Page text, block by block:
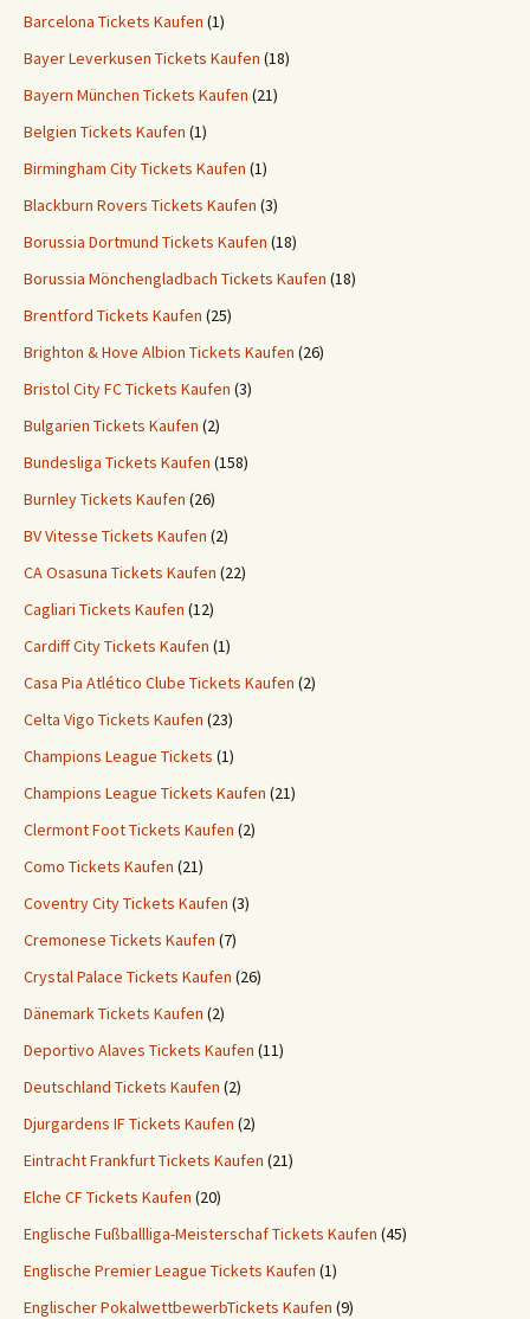
Barcelona Tickets Kaufen (1)
Bayer Leverkusen Tickets Kaufen (18)
Bayern München Tickets Kaufen (21)
Belgien Tickets Kaufen (1)
Birmingham City Tickets Kaufen (1)
Blackburn Rovers Tickets Kaufen (3)
Borussia Dortmund Tickets Kaufen (18)
Borussia Mönchengladbach Tickets Kaufen (18)
Brentford Tickets Kaufen (25)
Brighton & Hove Albion Tickets Kaufen (26)
Bristol City FC Tickets Kaufen (3)
Bulgarien Tickets Kaufen (2)
Bundesliga Tickets Kaufen (158)
Burnley Tickets Kaufen (26)
BV Vitesse Tickets Kaufen (2)
CA Osasuna Tickets Kaufen (22)
Cagliari Tickets Kaufen (12)
Cardiff City Tickets Kaufen (1)
Casa Pia Atlético Clube Tickets Kaufen (2)
Celta Vigo Tickets Kaufen (23)
Champions League Tickets (1)
Champions League Tickets Kaufen (21)
Clermont Foot Tickets Kaufen (2)
Como Tickets Kaufen (21)
Coventry City Tickets Kaufen (3)
Cremonese Tickets Kaufen (7)
Crystal Palace Tickets Kaufen (26)
Dänemark Tickets Kaufen (2)
Deportivo Alaves Tickets Kaufen (11)
Deutschland Tickets Kaufen (2)
Djurgardens IF Tickets Kaufen (2)
Eintracht Frankfurt Tickets Kaufen (21)
Elche CF Tickets Kaufen (20)
Englische Fußballliga-Meisterschaf Tickets Kaufen (45)
Englische Premier League Tickets Kaufen (1)
Englischer PokalwettbewerbTickets Kaufen (9)